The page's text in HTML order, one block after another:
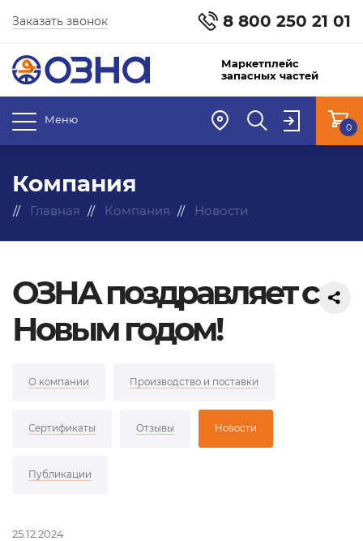
8 800 250 21 01
Заказать звонок
Маркетплейс
запасных частей
Меню
0
Компания
Главная Компания Новости
ОЗНА поздравляет с
Новым годом!
О компании Производство и поставки
Сертификаты Отзывы Новости
Публикации
25.12.2024